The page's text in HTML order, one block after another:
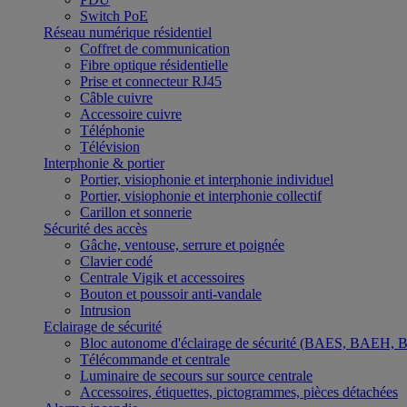
Switch PoE
Réseau numérique résidentiel
Coffret de communication
Fibre optique résidentielle
Prise et connecteur RJ45
Câble cuivre
Accessoire cuivre
Téléphonie
Télévision
Interphonie & portier
Portier, visiophonie et interphonie individuel
Portier, visiophonie et interphonie collectif
Carillon et sonnerie
Sécurité des accès
Gâche, ventouse, serrure et poignée
Clavier codé
Centrale Vigik et accessoires
Bouton et poussoir anti-vandale
Intrusion
Eclairage de sécurité
Bloc autonome d'éclairage de sécurité (BAES,
Télécommande et centrale
Luminaire de secours sur source centrale
Accessoires, étiquettes, pictogrammes, pièces détachées